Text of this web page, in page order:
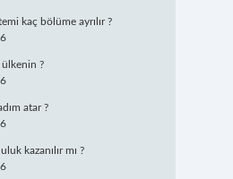
kaç bölüme ayrılır ?
?
atar ?
kazanılır mı ?